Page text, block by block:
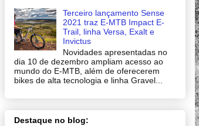
Terceiro lançamento Sense
2021 traz E-MTB Impact E-
Trail, linha Versa, Exalt e
Invictus
Novidades apresentadas no
dia 10 de dezembro ampliam acesso ao
mundo do E-MTB, além de oferecerem
bikes de alta tecnologia e linha Gravel...
Destaque no blog: